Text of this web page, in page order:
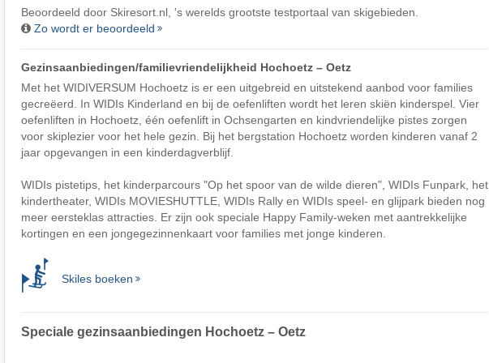
Beoordeeld door Skiresort.nl, 's werelds grootste testportaal van skigebieden.
Zo wordt er beoordeeld
Gezinsaanbiedingen/familievriendelijkheid Hochoetz – Oetz
Met het WIDIVERSUM Hochoetz is er een uitgebreid en uitstekend aanbod voor families
gecreëerd. In WIDIs Kinderland en bij de oefenliften wordt het leren skiën kinderspel. Vier
oefenliften in Hochoetz, één oefenlift in Ochsengarten en kindvriendelijke pistes zorgen
voor skiplezier voor het hele gezin. Bij het bergstation Hochoetz worden kinderen vanaf 2
jaar opgevangen in een kinderdagverblijf.
WIDIs pistetips, het kinderparcours "Op het spoor van de wilde dieren", WIDIs Funpark, het
kindertheater, WIDIs MOVIESHUTTLE, WIDIs Rally en WIDIs speel- en glijpark bieden nog
meer eersteklas attracties. Er zijn ook speciale Happy Family-weken met aantrekkelijke
kortingen en een jongegezinnenkaart voor families met jonge kinderen.
Skiles boeken
Speciale gezinsaanbiedingen Hochoetz – Oetz